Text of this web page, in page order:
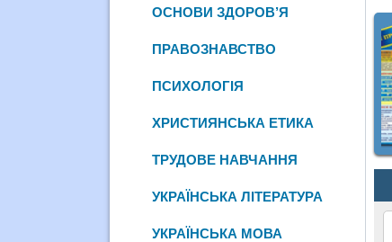
ОСНОВИ ЗДОРОВ’Я
ПРАВОЗНАВСТВО
ПСИХОЛОГІЯ
ХРИСТИЯНСЬКА ЕТИКА
ТРУДОВЕ НАВЧАННЯ
УКРАЇНСЬКА ЛІТЕРАТУРА
УКРАЇНСЬКА МОВА